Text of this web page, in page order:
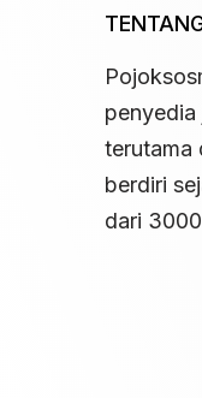
penyedia
terutama
berdiri
dari